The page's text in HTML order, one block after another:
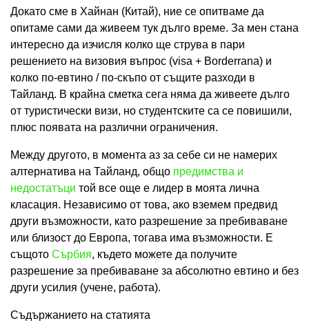
Докато сме в Хайнан (Китай), ние се опитваме да
опитаме сами да живеем тук дълго време. За мен стана
интересно да изчисля колко ще струва в пари
решението на визовия въпрос (visa + Borderrana) и
колко по-евтино / по-скъпо от същите разходи в
Тайланд. В крайна сметка сега няма да живеете дълго
от туристически визи, но студентските са се повишили,
плюс появата на различни ограничения.
Между другото, в момента аз за себе си не намерих
алтернатива на Тайланд, общо предимства и
недостатъци той все още е лидер в моята лична
класация. Независимо от това, ако вземем предвид
други възможности, като разрешение за пребиваване
или близост до Европа, тогава има възможности. Е
същото Сърбия, където можете да получите
разрешение за пребиваване за абсолютно евтино и без
други усилия (учене, работа).
Съдържанието на статията